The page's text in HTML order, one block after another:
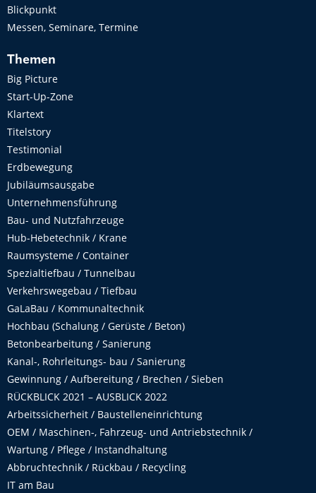
Blickpunkt
Messen, Seminare, Termine
Themen
Big Picture
Start-Up-Zone
Klartext
Titelstory
Testimonial
Erdbewegung
Jubiläumsausgabe
Unternehmensführung
Bau- und Nutzfahrzeuge
Hub-Hebetechnik / Krane
Raumsysteme / Container
Spezialtiefbau / Tunnelbau
Verkehrswegebau / Tiefbau
GaLaBau / Kommunaltechnik
Hochbau (Schalung / Gerüste / Beton)
Betonbearbeitung / Sanierung
Kanal-, Rohrleitungs- bau / Sanierung
Gewinnung / Aufbereitung / Brechen / Sieben
RÜCKBLICK 2021 – AUSBLICK 2022
Arbeitssicherheit / Baustelleneinrichtung
OEM / Maschinen-, Fahrzeug- und Antriebstechnik /
Wartung / Pflege / Instandhaltung
Abbruchtechnik / Rückbau / Recycling
IT am Bau